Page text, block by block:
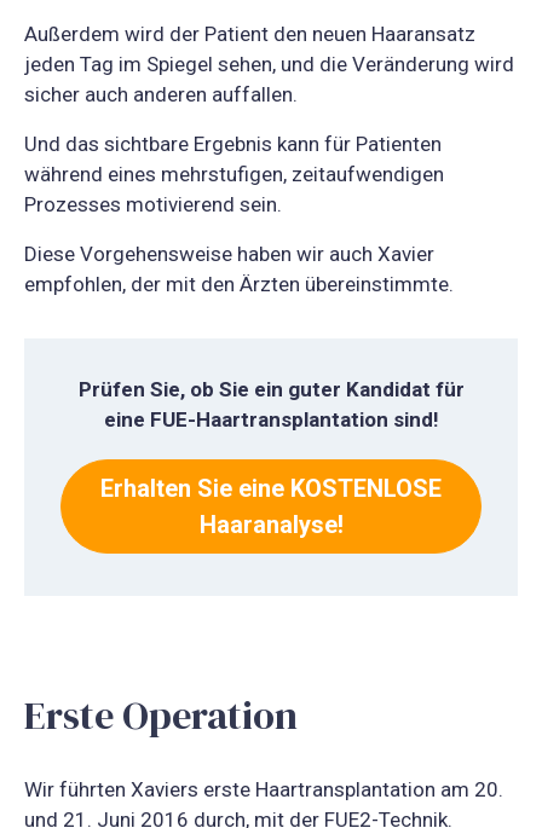
Außerdem wird der Patient den neuen Haaransatz
jeden Tag im Spiegel sehen, und die Veränderung wird
sicher auch anderen auffallen.
Und das sichtbare Ergebnis kann für Patienten
während eines mehrstufigen, zeitaufwendigen
Prozesses motivierend sein.
Diese Vorgehensweise haben wir auch Xavier
empfohlen, der mit den Ärzten übereinstimmte.
Prüfen Sie, ob Sie ein guter Kandidat für
eine FUE-Haartransplantation sind!
Erhalten Sie eine KOSTENLOSE
Haaranalyse!
Erste Operation
Wir führten Xaviers erste Haartransplantation am 20.
und 21. Juni 2016 durch, mit der FUE2-Technik.